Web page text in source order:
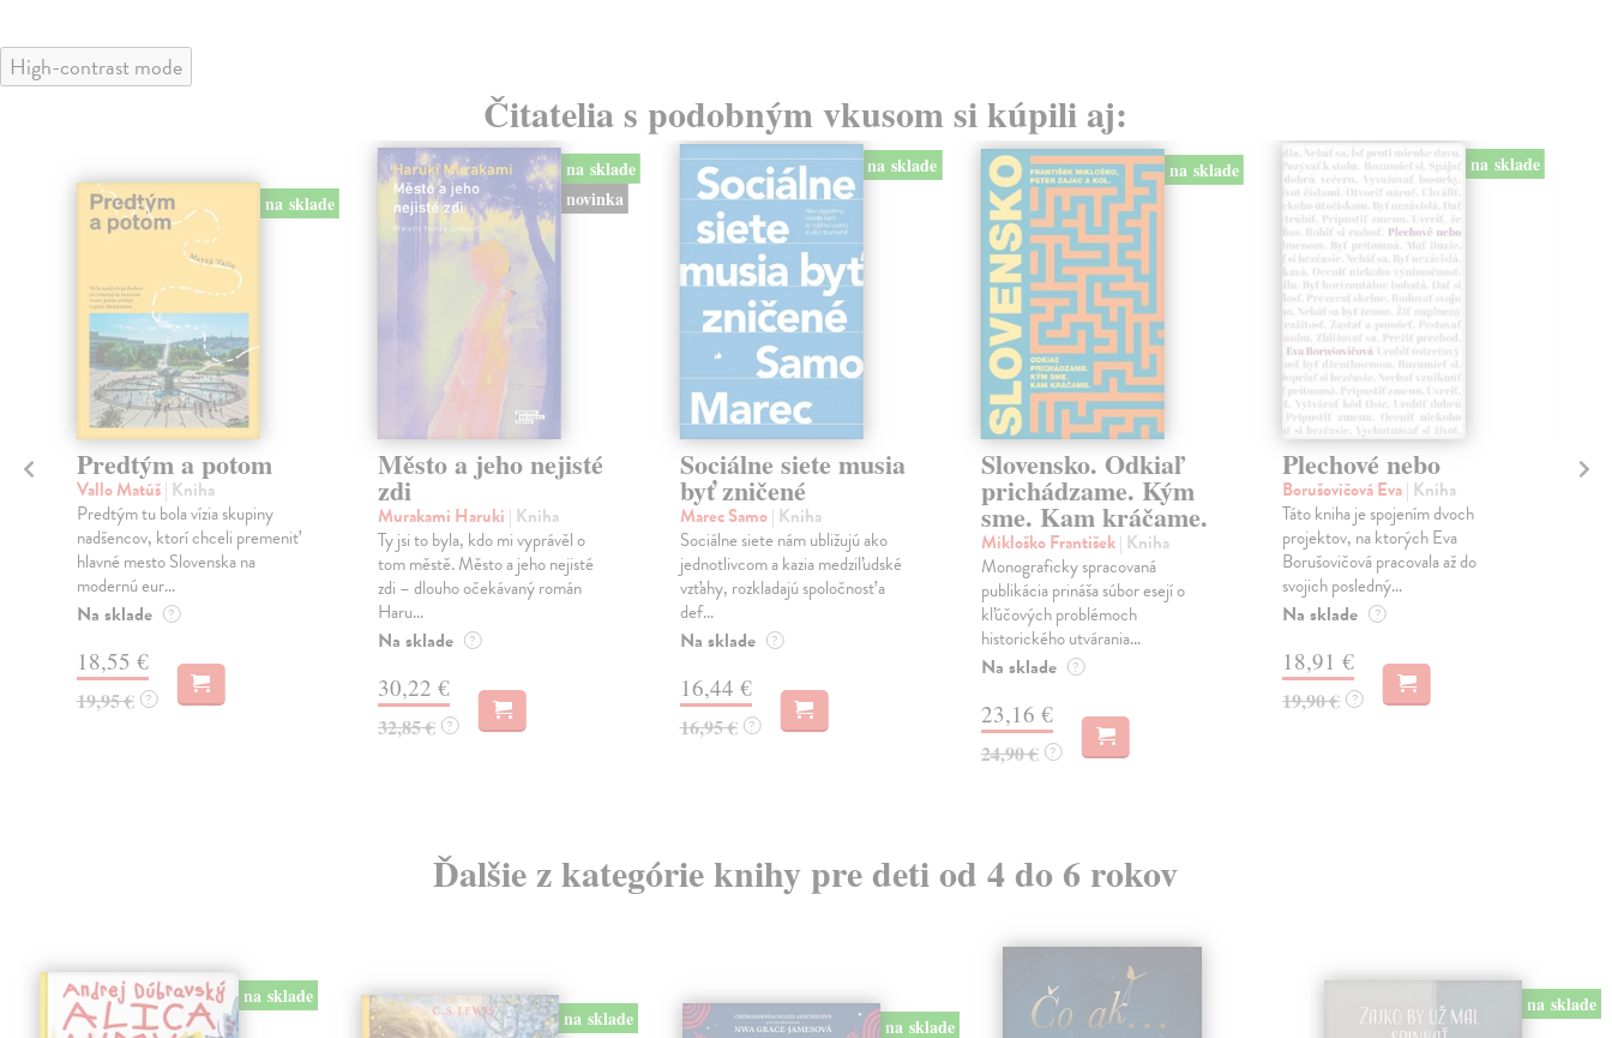
High-contrast mode
Čitatelia s podobným vkusom si kúpili aj:
na sklade
Predtým a potom
Vallo Matúš| Kniha
Predtým tu bola vízia skupiny
nadšencov, ktorí chceli premeniť
hlavné mesto Slovenska na
modernú eur...
Na sklade ?
18,55 €
19,95 € ?
na sklade
novinka
Město a jeho nejisté
zdi
Murakami Haruki | Kniha
Ty jsi to byla, kdo mi vyprávěl o
tom městě. Město a jeho nejisté
zdi – dlouho očekávaný román
Haru...
Na sklade ?
30,22 €
32,85 € ?
na sklade
Sociálne siete musia
byť zničené
Marec Samo| Kniha
Sociálne siete nám ubližujú ako
jednotlivcom a kazia medziľudské
vzťahy, rozkladajú spoločnosť a
def...
Na sklade ?
16,44 €
16,95 € ?
na sklade
Slovensko. Odkiaľ
prichádzame. Kým
sme. Kam kráčame.
Mikloško František| Kniha
Monograficky spracovaná
publikácia prináša súbor esejí o
kľúčových problémoch
historického utvárania...
Na sklade ?
23,16 €
24,90 € ?
na sklade
Plechové nebo
Borušovičová Eva| Kniha
Táto kniha je spojením dvoch
projektov, na ktorých Eva
Borušovičová pracovala až do
svojich posledný...
Na sklade ?
18,91 €
19,90 € ?
Ďalšie z kategórie knihy pre deti od 4 do 6 rokov
na sklade
na sklade na sklade
na sklade